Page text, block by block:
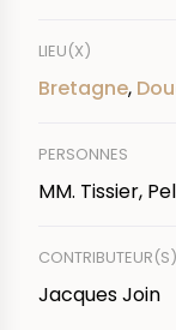
LIEU(X)
Bretagne,
PERSONNES
MM. Tissier,
CONTRIBUTEUR(S)
Jacques Join